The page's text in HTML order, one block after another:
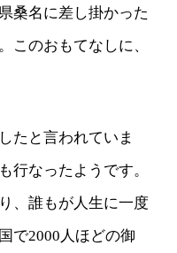
桑名に差し掛かった
このおもてなしに、
たと言われていま
行なったようです。
、誰もが人生に一度
で2000人ほどの御